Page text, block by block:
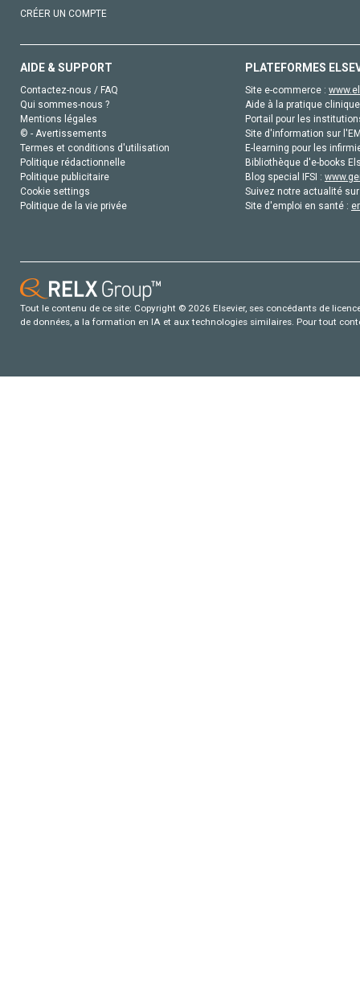
CRÉER UN COMPTE
AIDE & SUPPORT
Contactez-nous / FAQ
Qui sommes-nous ?
Mentions légales
© - Avertissements
Termes et conditions d'utilisation
Politique rédactionnelle
Politique publicitaire
Cookie settings
Politique de la vie privée
PLATEFORMES
Site e-commerce :
Aide à la pratique
Portail pour les
Site d'information sur
E-learning pour les
Bibliothèque d'e-books
Blog special IFSI :
Suivez notre actualité
Site d'emploi en santé :
Tout le contenu de ce site: Copyright © 2026 Elsevier, ses concédants de
de données, a la formation en IA et aux technologies similaires. Pour tout